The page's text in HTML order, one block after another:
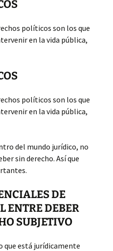
políticos son los que
en la vida pública,
políticos son los que
en la vida pública,
del mundo jurídico, no
sin derecho. Así que
DE
ENTRE DEBER
SUBJETIVO
que está jurídicamente